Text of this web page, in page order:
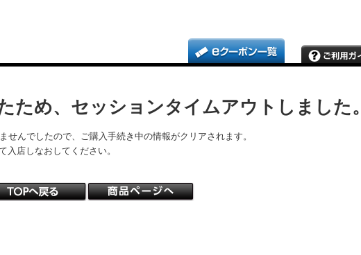
ため、セッションタイムアウトしました。
せんでしたので、ご購入手続き中の情報がクリアされます。
入店しなおしてください。